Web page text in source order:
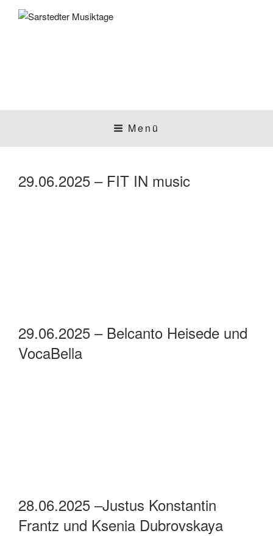
Inhalt
SARSTEDTER
MUSIKTAGE
Menü
29.06.2025 – FIT IN music
29.06.2025 – Belcanto Heisede und
VocaBella
28.06.2025 –Justus Konstantin
Frantz und Ksenia Dubrovskaya